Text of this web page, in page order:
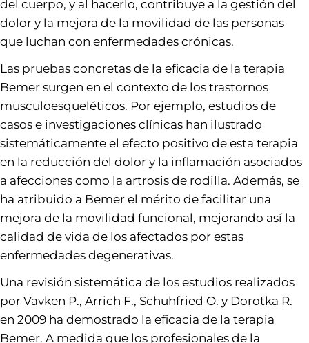
del cuerpo, y al hacerlo, contribuye a la gestión del
dolor y la mejora de la movilidad de las personas
que luchan con enfermedades crónicas.
Las pruebas concretas de la eficacia de la terapia
Bemer surgen en el contexto de los trastornos
musculoesqueléticos. Por ejemplo, estudios de
casos e investigaciones clínicas han ilustrado
sistemáticamente el efecto positivo de esta terapia
en la reducción del dolor y la inflamación asociados
a afecciones como la artrosis de rodilla. Además, se
ha atribuido a Bemer el mérito de facilitar una
mejora de la movilidad funcional, mejorando así la
calidad de vida de los afectados por estas
enfermedades degenerativas.
Una revisión sistemática de los estudios realizados
por Vavken P., Arrich F., Schuhfried O. y Dorotka R.
en 2009 ha demostrado la eficacia de la terapia
Bemer. A medida que los profesionales de la